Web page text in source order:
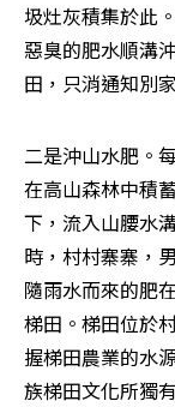
圾灶灰積集於此
惡臭的肥水順溝
田，只消通知別
二是沖山水肥。
在高山森林中積
下，流入山腰水
時，村村寨寨，
隨雨水而來的肥
梯田。梯田位於
握梯田農業的水
族梯田文化所獨